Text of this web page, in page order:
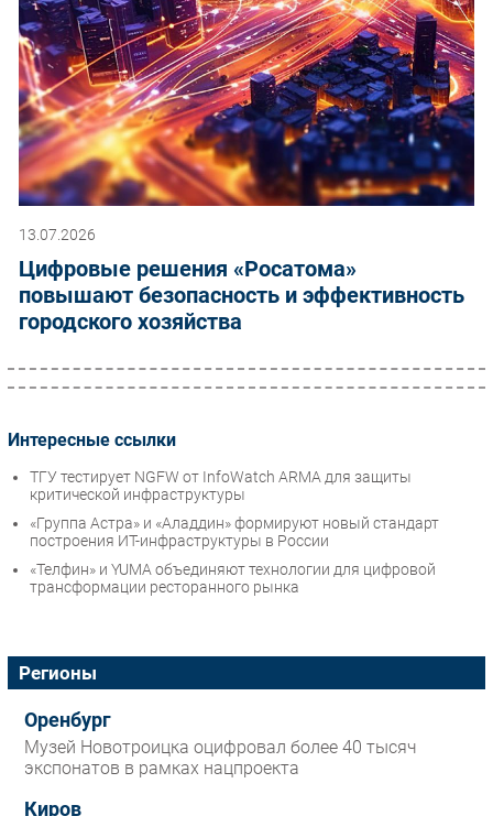
13.07.2026
Цифровые решения «Росатома»
повышают безопасность и эффективность
городского хозяйства
Интересные ссылки
ТГУ тестирует NGFW от InfoWatch ARMA для защиты
критической инфраструктуры
«Группа Астра» и «Аладдин» формируют новый стандарт
построения ИТ-инфраструктуры в России
«Телфин» и YUMA объединяют технологии для цифровой
трансформации ресторанного рынка
Регионы
Оренбург
Музей Новотроицка оцифровал более 40 тысяч
экспонатов в рамках нацпроекта
Киров